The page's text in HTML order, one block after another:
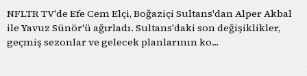
NFLTR TV'de Efe Cem Elçi, Boğaziçi Sultans'dan Alper Akbal
ile Yavuz Sünör'ü ağırladı. Sultans'daki son değişiklikler,
geçmiş sezonlar ve gelecek planlarının ko...